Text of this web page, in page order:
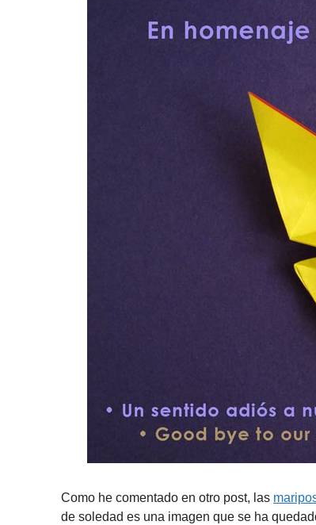
Como he comentado en otro post, las
de soledad es una imagen que se ha